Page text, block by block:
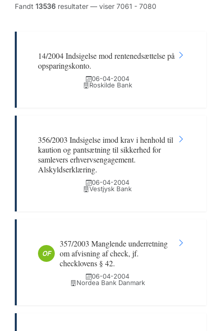
Fandt 13536 resultater — viser 7061 - 7080
14/2004 Indsigelse mod rentenedsættelse på
opsparingskonto.
06-04-2004
Roskilde Bank
356/2003 Indsigelse imod krav i henhold til
kaution og pantsætning til sikkerhed for
samlevers erhvervsengagement.
Alskyldserklæring.
06-04-2004
Vestjysk Bank
OF
357/2003 Manglende underretning
om afvisning af check, jf.
checklovens § 42.
06-04-2004
Nordea Bank Danmark